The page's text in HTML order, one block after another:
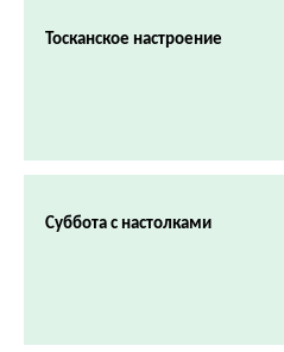
Тосканское настроение
Суббота с настолками